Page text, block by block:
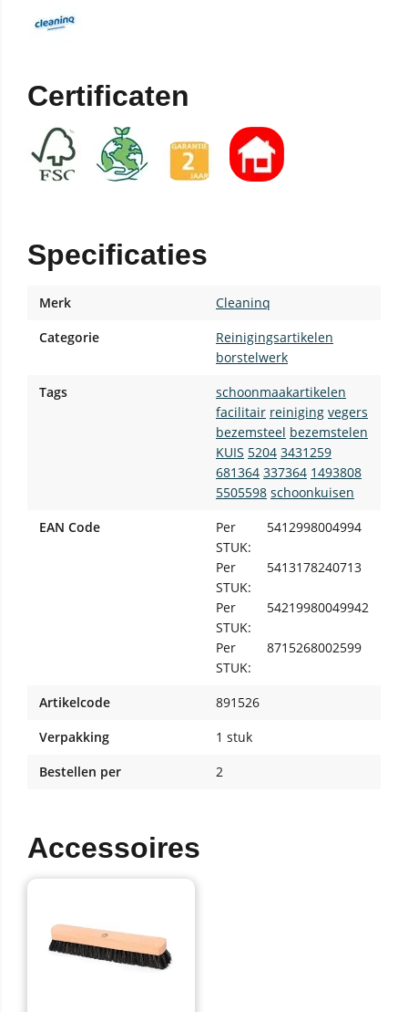
Certificaten
Specificaties
Merk
Cleaninq
Categorie
Reinigingsartikelen
borstelwerk
Tags
schoonmaakartikelen
facilitair reiniging vegers
bezemsteel bezemstelen
KUIS 5204 3431259
681364 337364 1493808
5505598 schoonkuisen
EAN Code
Per
STUK:
5412998004994
Per
STUK:
5413178240713
Per
STUK:
54219980049942
Per
STUK:
8715268002599
Artikelcode
891526
Verpakking
1 stuk
Bestellen per
2
Accessoires